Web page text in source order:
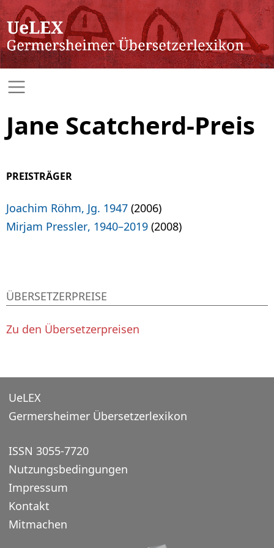
Jane Scatcherd-Preis
PREISTRÄGER
Joachim Röhm, Jg. 1947 (2006)
Mirjam Pressler, 1940–2019 (2008)
ÜBERSETZERPREISE
Zu den Übersetzerpreisen
UeLEX
Germersheimer Übersetzerlexikon
ISSN 3055-7720
Nutzungsbedingungen
Impressum
Kontakt
Mitmachen